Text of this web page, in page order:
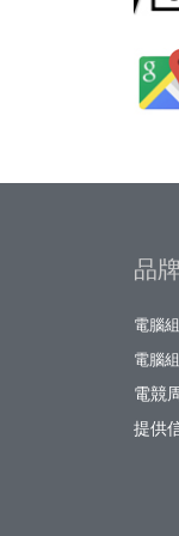
品
電腦
電腦
電競
提供